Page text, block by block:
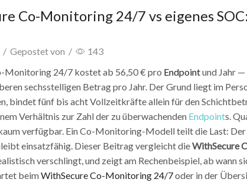
Co-Monitoring 24/7 vs eigenes
/ Gepostet von /
143
Monitoring 24/7 kostet ab 56,50 € pro Endpointund Jahr
sechsstelligen Betrag pro Jahr. Der Grund liegt im
bindet fünf bis acht Vollzeitkräfte allein für den
Verhältnis zur Zahl der zu überwachenden Endpoints.
verfügbar. Ein Co-Monitoring-Modell teilt die Last:
einsatzfähig. Dieser Beitrag vergleicht dieWithSecure
verschlingt, und zeigt am Rechenbeispiel, ab
beimWithSecure Co-Monitoring 24/7oder in der